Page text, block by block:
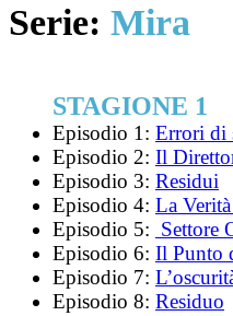
Serie: Mira
STAGIONE 1
Episodio 1: Errori di
Episodio 2: Il
Episodio 3: Residui
Episodio 4: La
Episodio 5: Settore
Episodio 6: Il Punto
Episodio 7:
Episodio 8: Residuo